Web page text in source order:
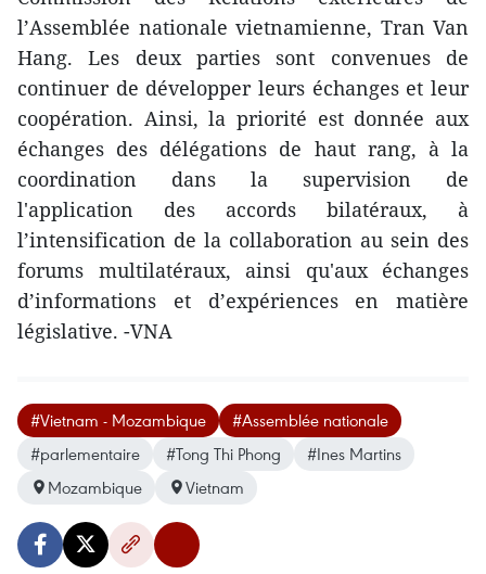
l’Assemblée nationale vietnamienne, Tran Van
Hang. ​Les deux parties sont convenues de
continuer de développer leurs échanges et l​eur
coopération. Ainsi, la priorité est donnée aux
échanges des délégations de haut rang, à la
coordination dans la supervision de
l'application des accords bilatéraux, à
l’intensification de la collaboration au sein des
forums multilatéraux, ainsi qu'aux échanges
d’informations et d’expériences en matière
législative. -VNA
#Vietnam - Mozambique
#Assemblée nationale
#parlementaire
#Tong Thi Phong
#Ines Martins
Mozambique
Vietnam